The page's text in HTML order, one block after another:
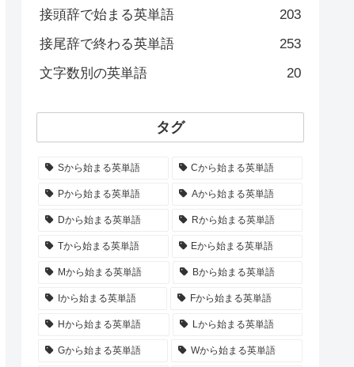
接頭辞で始まる英単語
203
接尾辞で終わる英単語
253
文字数別の英単語
20
タグ
Sから始まる英単語 Cから始まる英単語
Pから始まる英単語 Aから始まる英単語
Dから始まる英単語 Rから始まる英単語
Tから始まる英単語 Eから始まる英単語
Mから始まる英単語 Bから始まる英単語
Iから始まる英単語 Fから始まる英単語
Hから始まる英単語 Lから始まる英単語
Gから始まる英単語 Wから始まる英単語